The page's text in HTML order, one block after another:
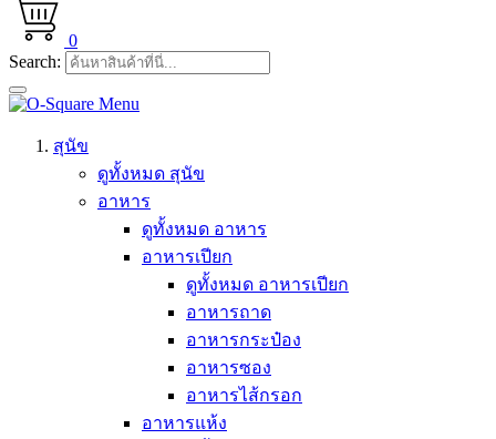
0
Search:
Menu
สุนัข
ดูทั้งหมด สุนัข
อาหาร
ดูทั้งหมด อาหาร
อาหารเปียก
ดูทั้งหมด อาหารเปียก
อาหารถาด
อาหารกระป๋อง
อาหารซอง
อาหารไส้กรอก
อาหารแห้ง